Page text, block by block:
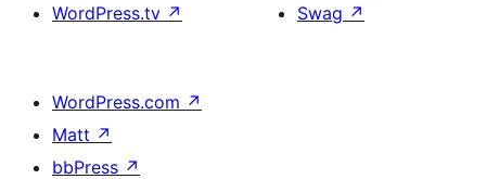
WordPress.tv ↗
Swag ↗
WordPress.com ↗
Matt ↗
bbPress ↗